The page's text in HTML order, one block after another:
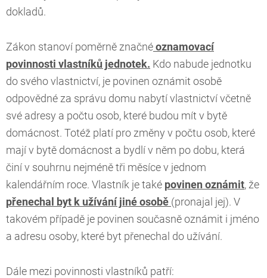
dokladů.
Zákon stanoví poměrně značné oznamovací
povinnosti vlastníků jednotek. Kdo nabude jednotku
do svého vlastnictví, je povinen oznámit osobě
odpovědné za správu domu nabytí vlastnictví včetně
své adresy a počtu osob, které budou mít v bytě
domácnost. Totéž platí pro změny v počtu osob, které
mají v bytě domácnost a bydlí v něm po dobu, která
činí v souhrnu nejméně tři měsíce v jednom
kalendářním roce. Vlastník je také povinen oznámit, že
přenechal byt k užívání jiné osobě (pronajal jej). V
takovém případě je povinen současně oznámit i jméno
a adresu osoby, které byt přenechal do užívání.
Dále mezi povinnosti vlastníků patří: